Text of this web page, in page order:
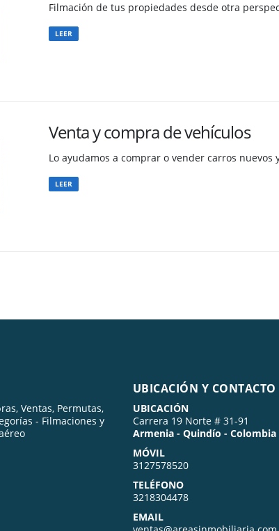
Filmación de tus propiedades desde otra
LEER
Venta y compra de vehículos
Lo ayudamos a comprar o vender carros nuevos
LEER
Ventas, Permutas,
- Filmaciones y
UBICACIÓN Y CONTACTO
UBICACIÓN
Carrera 19 Norte # 31-91
Armenia - Quindío - Colombia
MÓVIL
3127578520
TELÉFONO
3218304478
EMAIL